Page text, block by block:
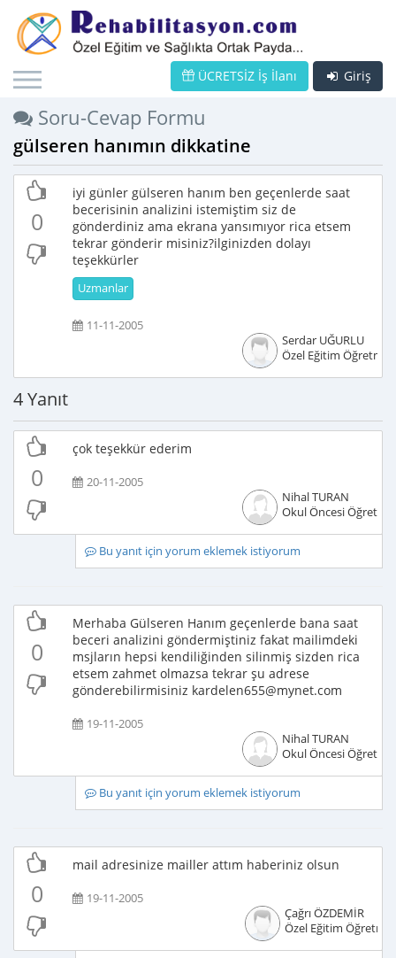
Giriş
ÜCRETSİZ İş İlanı
Soru-Cevap Formu
gülseren hanımın dikkatine
0
iyi günler gülseren hanım ben geçenlerde saat
becerisinin analizini istemiştim siz de
gönderdiniz ama ekrana yansımıyor rica etsem
tekrar gönderir misiniz?ilginizden dolayı
teşekkürler
Uzmanlar
11-11-2005
Serdar UĞURLU
Özel Eğitim
4 Yanıt
0
çok teşekkür ederim
20-11-2005
Nihal TURAN
Okul Öncesi
Bu yanıt için yorum eklemek istiyorum
0
Merhaba Gülseren Hanım geçenlerde bana saat
beceri analizini göndermiştiniz fakat mailimdeki
msjların hepsi kendiliğinden silinmiş sizden rica
etsem zahmet olmazsa tekrar şu adrese
gönderebilirmisiniz kardelen655@mynet.com
19-11-2005
Nihal TURAN
Okul Öncesi
Bu yanıt için yorum eklemek istiyorum
0
mail adresinize mailler attım haberiniz olsun
19-11-2005
Çağrı ÖZDEMİR
Özel Eğitim